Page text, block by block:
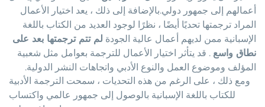
أعمالهم إلى جمهور دولي.بالإضافة إلى ذلك ، يعد اختيار الأعمال
المراد ترجمتها تحديًا أيضًا ، نظرًا لوجود العديد من الكتاب باللغة
الإسبانية ممن لديهم أعمال عالية الجودة لم تتم ترجمتها بعد على
نطاق واسع. قد يتأثر اختيار الأعمال للترجمة بعوامل مثل شعبية
المؤلف وموضوع العمل والنوع الأدبي واتجاهات النشر الدولية.
ومع ذلك ، على الرغم من هذه التحديات ، سمحت الترجمة الأدبية
للكتاب باللغة الإسبانية بالوصول إلى جمهور عالمي واكتساب